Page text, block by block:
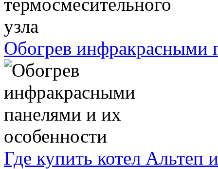
Обогрев инфракрасными
Где купить котел Альтеп